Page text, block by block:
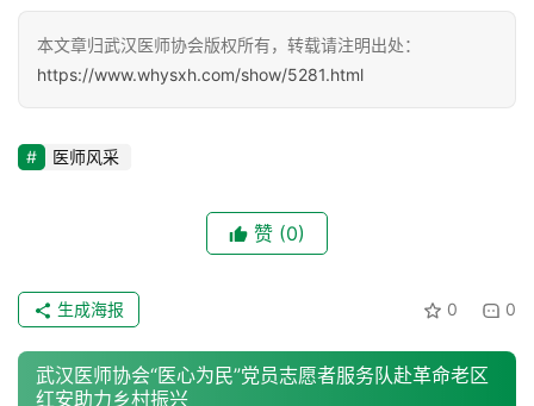
本文章归武汉医师协会版权所有，转载请注明出处：
https://www.whysxh.com/show/5281.html
医师风采
赞 (0)
0 0
生成海报
武汉医师协会“医心为民”党员志愿者服务队赴革命老区
红安助力乡村振兴